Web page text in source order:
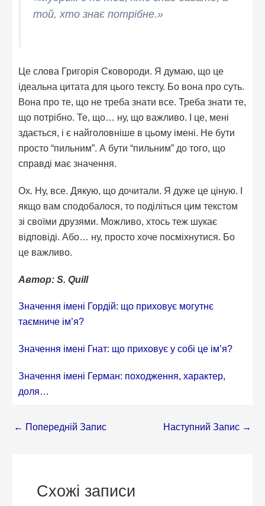
той, хто знає потрібне.»
Це слова Григорія Сковороди. Я думаю, що це
ідеальна цитата для цього тексту. Бо вона про суть.
Вона про те, що не треба знати все. Треба знати те,
що потрібно. Те, що… ну, що важливо. І це, мені
здається, і є найголовніше в цьому імені. Не бути
просто “пильним”. А бути “пильним” до того, що
справді має значення.
Ох. Ну, все. Дякую, що дочитали. Я дуже це ціную. І
якщо вам сподобалося, то поділіться цим текстом
зі своїми друзями. Можливо, хтось теж шукає
відповіді. Або… ну, просто хоче посміхнутися. Бо
це важливо.
Автор: S. Quill
Значення імені Гордій: що приховує могутнє
таємниче ім’я?
Значення імені Гнат: що приховує у собі це ім’я?
Значення імені Герман: походження, характер,
доля…
← Попередній Запис Наступний Запис →
Схожі записи